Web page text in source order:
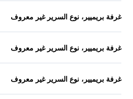
غرفة بريميير، نوع السرير غير معروف
غرفة بريميير، نوع السرير غير معروف
غرفة بريميير، نوع السرير غير معروف